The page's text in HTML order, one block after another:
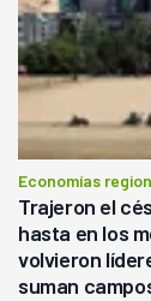
Economías
Trajeron el
hasta en los
volvieron
suman